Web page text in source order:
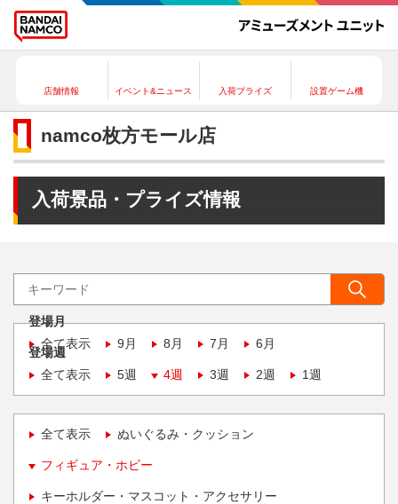
店舗情報 イベント&ニュース 入荷プライズ 設置ゲーム機
namco枚方モール店
入荷景品・プライズ情報
登場月
全て表示
9月 8月 7月 6月
登場週
全て表示
5週 4週 3週 2週 1週
全て表示 ぬいぐるみ・クッション
フィギュア・ホビー
キーホルダー・マスコット・アクセサリー